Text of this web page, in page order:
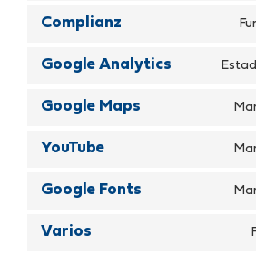
Complianz
Google Analytics
Google Maps
YouTube
Google Fonts
Varios